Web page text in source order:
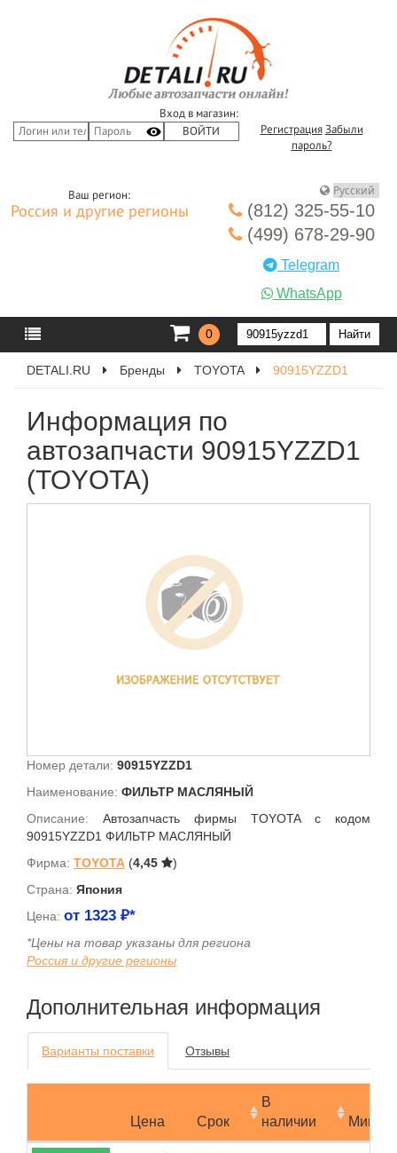
Вход в магазин:
Регистрация Забыли
пароль?
Ваш регион:
Россия и другие регионы
(812) 325-55-10
(499) 678-29-90
Telegram
WhatsApp
0
DETALI.RU Бренды TOYOTA 90915YZZD1
Информация по
автозапчасти 90915YZZD1
(TOYOTA)
Номер детали: 90915YZZD1
Наименование: ФИЛЬТР МАСЛЯНЫЙ
Описание: Автозапчасть фирмы TOYOTA с кодом
90915YZZD1 ФИЛЬТР МАСЛЯНЫЙ
Фирма: TOYOTA (4,45
)
Страна: Япония
Цена: от 1323 ₽*
*Цены на товар указаны для региона
Россия и другие регионы
Дополнительная информация
Варианты поставки Отзывы
Цена Срок
В
наличии